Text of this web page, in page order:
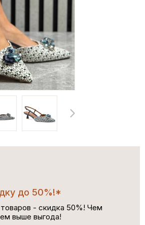
до 50%!*
- скидка 50%! Чем
выше выгода!